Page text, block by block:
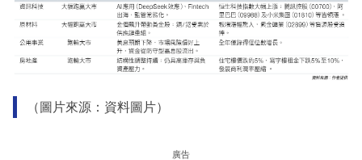
（圖片來源：資料圖片）
廣告